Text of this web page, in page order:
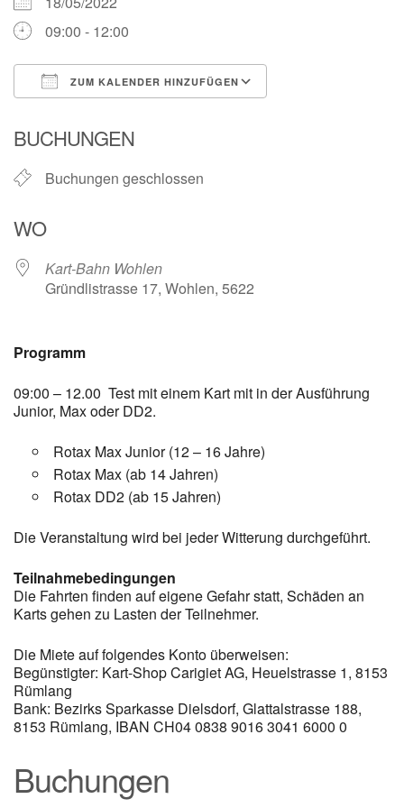
09:00 - 12:00
ZUM KALENDER HINZUFÜGEN
BUCHUNGEN
Buchungen geschlossen
WO
Kart-Bahn Wohlen
Gründlistrasse 17, Wohlen, 5622
Programm
09:00 – 12.00 Test mit einem Kart mit in der Ausführung
Junior, Max oder DD2.
Rotax Max Junior (12 – 16 Jahre)
Rotax Max (ab 14 Jahren)
Rotax DD2 (ab 15 Jahren)
Die Veranstaltung wird bei jeder Witterung durchgeführt.
Teilnahmebedingungen
Die Fahrten finden auf eigene Gefahr statt, Schäden an
Karts gehen zu Lasten der Teilnehmer.
Die Miete auf folgendes Konto überweisen:
Begünstigter: Kart-Shop Carigiet AG, Heuelstrasse 1, 8153
Rümlang
Bank: Bezirks Sparkasse Dielsdorf, Glattalstrasse 188,
8153 Rümlang, IBAN CH04 0838 9016 3041 6000 0
Buchungen